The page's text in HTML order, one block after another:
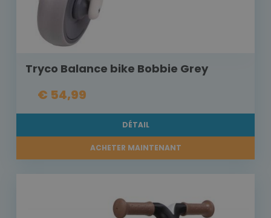
Tryco Balance bike Bobbie Grey
€ 54,99
DÉTAIL
ACHETER MAINTENANT